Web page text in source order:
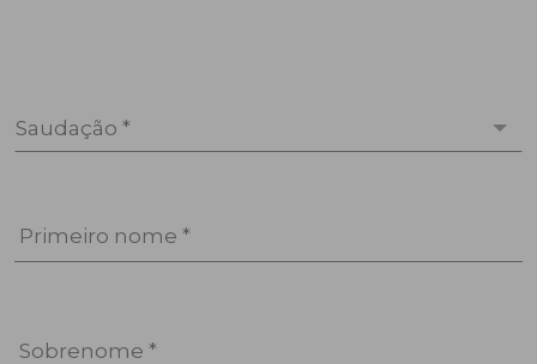
Saudação *
Primeiro nome *
Sobrenome *